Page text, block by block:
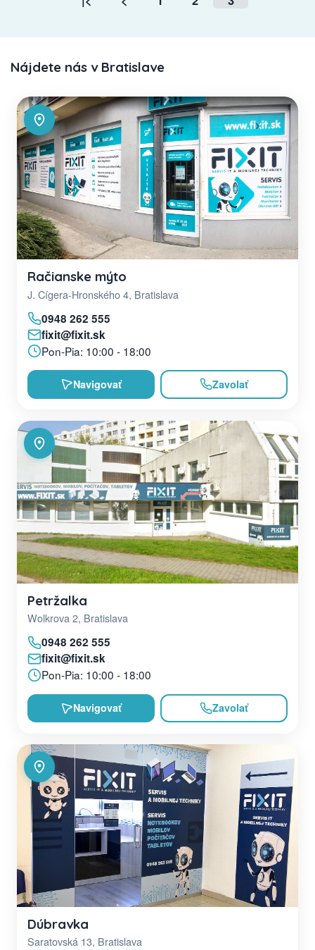
Nájdete nás v Bratislave
Račianske mýto
J. Cígera-Hronského 4, Bratislava
0948 262 555
fixit@fixit.sk
Pon-Pia: 10:00 - 18:00
Navigovať Zavolať
Petržalka
Wolkrova 2, Bratislava
0948 262 555
fixit@fixit.sk
Pon-Pia: 10:00 - 18:00
Navigovať Zavolať
Dúbravka
Saratovská 13, Bratislava